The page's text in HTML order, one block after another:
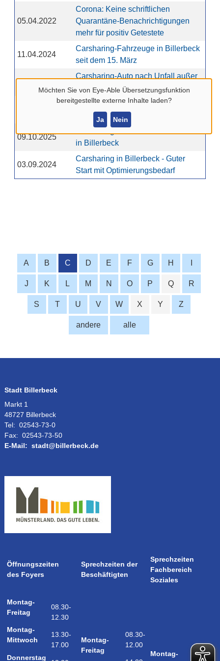
Möchten Sie von Eye-Able Übersetzungsfunktion
bereitgestellte externe Inhalte laden?
Ja Nein
05.04.2022
Corona: Keine schriftlichen
Quarantäne-Benachrichtigungen
mehr für positiv Getestete
11.04.2024
Carsharing-Fahrzeuge in Billerbeck
seit dem 15. März
10.07.2024
Carsharing-Auto nach Unfall außer
Betrieb
Carsharing-Auftaktveranstaltung
stößt auf großes Interesse
09.10.2025
in Billerbeck
03.09.2024
Carsharing in Billerbeck - Guter
Start mit Optimierungsbedarf
alle
A B C D E F G H
J K L M N O P Q R
S T U V W X Y Z
andere
Stadt Billerbeck
Markt 1
48727 Billerbeck
Tel: 02543-73-0
Fax: 02543-73-50
E-Mail: stadt@billerbeck.de
Öffnungszeiten
des Foyers
Sprechzeiten der
Beschäftigten
Sprechzeiten
Fachbereich
Soziales
Montag-
Freitag
Montag-
Mittwoch
Donnerstag
08.30-
12.30
13.30-
17.00
Montag-
Freitag
08.30-
12.00
Montag-
08.30-
12.00